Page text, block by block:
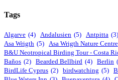
Tags
Algarve (4) Andalusien (5) Antpitta (3)
Asa Wrigth (5) Asa Wrigth Nature Centre
B&U Neotropical Birding Tour - Costa
Baños (2) Bearded Bellbird (4) Berlin
BirdLife Cyprus (2) birdwatching (5)